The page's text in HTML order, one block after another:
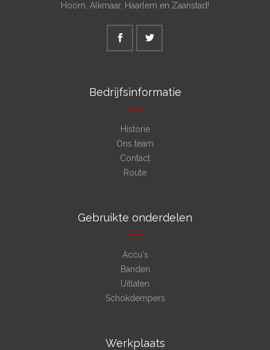
Hoorn, Alkmaar, Haarlem en Zaanstad!
Bedrijfsinformatie
Historie
Ons team
Contact
Route
Gebruikte onderdelen
Accu's
Banden
Uitlaten
Schokdempers
Werkplaats